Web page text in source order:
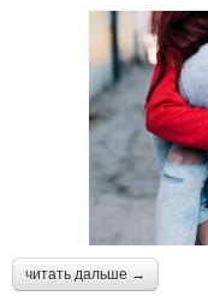
читать дальше →